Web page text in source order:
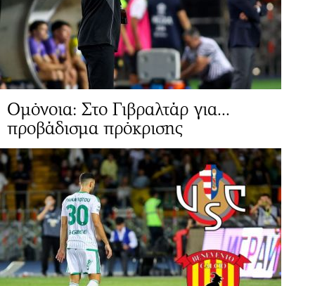
Ομόνοια: Στο Γιβραλτάρ για...
προβάδισμα πρόκρισης